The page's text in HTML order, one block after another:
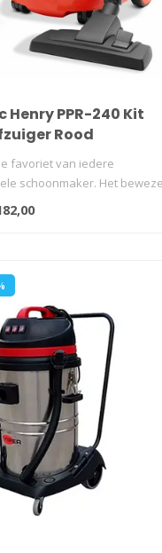
Henry PPR-240 Kit
Rood
favoriet van iedere
schoonmaker. Het